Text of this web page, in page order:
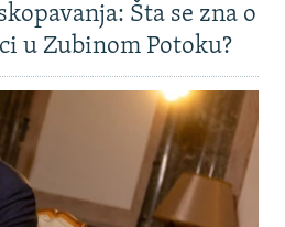
Šta se zna o
u Zubinom Potoku?